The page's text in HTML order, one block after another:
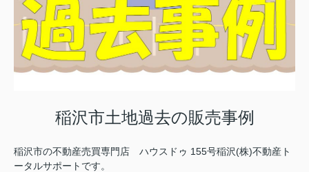
稲沢市土地過去の販売事例
稲沢市の不動産売買専門店 ハウスドゥ 155号稲沢(株)不動産ト
ータルサポートです。